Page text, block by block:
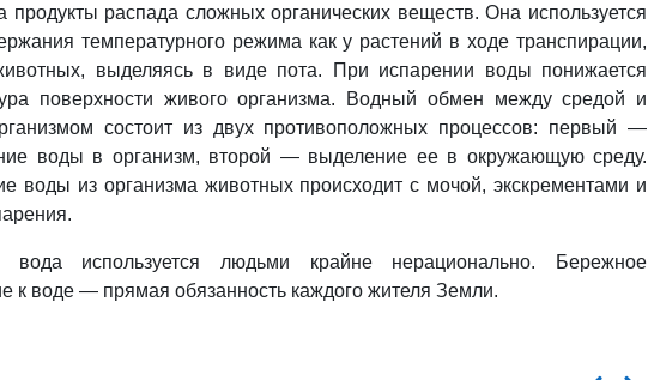
продукты распада сложных органических веществ. Она используется
температурного режима как у растений в ходе транспирации,
выделяясь в виде пота. При испарении воды понижается
поверхности живого организма. Водный обмен между средой и
состоит из двух противоположных процессов: первый —
воды в организм, второй — выделение ее в окружающую среду.
воды из организма животных происходит с мочой, экскрементами и
вода используется людьми крайне нерационально. Бережное
к воде — прямая обязанность каждого жителя Земли.